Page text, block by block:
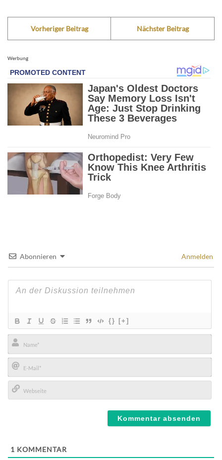
Vorheriger Beitrag Nächster Beitrag
Werbung
Abonnieren Anmelden
{} [+]
Name*
E-
Mail*
1 KOMMENTAR